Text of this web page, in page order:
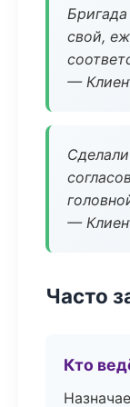
свой,
—
—
Часто
Кто